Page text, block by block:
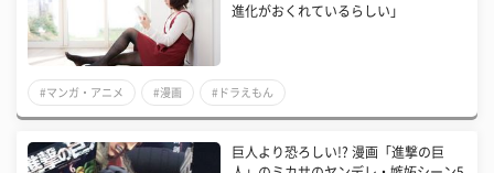
進化がおくれているらしい」
#マンガ・アニメ #漫画 #ドラえもん
巨人より恐ろしい!? 漫画「進撃の巨